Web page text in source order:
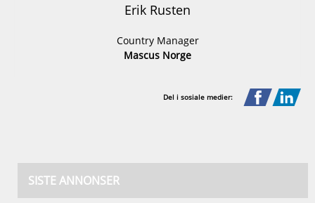
Erik Rusten
Country Manager
Mascus Norge
Del i sosiale medier:
SISTE ANNONSER